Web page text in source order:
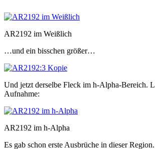
AR2192 im Weißlich
…und ein bisschen größer…
Und jetzt derselbe Fleck im h-Alpha-Bereich.
Aufnahme:
AR2192 im h-Alpha
Es gab schon erste Ausbrüche in dieser